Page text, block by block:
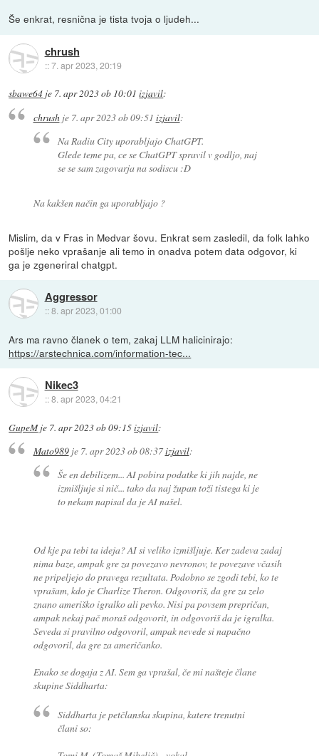
Še enkrat, resnična je tista tvoja o ljudeh...
chrush
::7. apr 2023, 20:19
sbawe64 je 7. apr 2023 ob 10:01 izjavil:
chrushje 7. apr 2023 ob 09:51 izjavil:
Na Radiu City uporabljajo ChatGPT.
Glede teme pa, ce se ChatGPT spravil v godljo, naj
se se sam zagovarja na sodiscu :D
Na kakšen način ga uporabljajo ?
Mislim, da v Fras in Medvar šovu. Enkrat sem zasledil, da folk lahko
pošlje neko vprašanje ali temo in onadva potem data odgovor, ki
ga je zgeneriral chatgpt.
Aggressor
::8. apr 2023, 01:00
Ars ma ravno članek o tem, zakaj LLM halicinirajo:
https://arstechnica.com/information-tec...
Nikec3
::8. apr 2023, 04:21
GupeMje 7. apr 2023 ob 09:15izjavil:
Mato989je 7. apr 2023 ob 08:37izjavil:
Še en debilizem... AI pobira podatke ki jih najde, ne
izmišljuje si nič... tako da naj župan toži tistega ki je
to nekam napisal da je AI našel.
Od kje pa tebi ta ideja? AI si veliko izmišljuje. Ker zadeva zadaj
nima baze, ampak gre za povezavo nevronov, te povezave včasih
ne pripeljejo do pravega rezultata. Podobno se zgodi tebi, ko te
vprašam, kdo je Charlize Theron. Odgovoriš, da gre za zelo
znano ameriško igralko ali pevko. Nisi pa povsem prepričan,
ampak nekaj pač moraš odgovorit, in odgovoriš da je igralka.
Seveda si pravilno odgovoril, ampak nevede si napačno
odgovoril, da gre za američanko.
Enako se dogaja z AI. Sem ga vprašal, če mi našteje člane
skupine Siddharta:
Siddharta je petčlanska skupina, katere trenutni
člani so: